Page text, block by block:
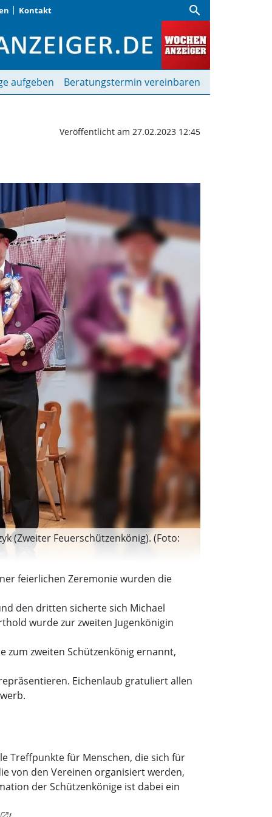
Kontakt search
|
aufgeben Beratungstermin vereinbaren
Veröffentlicht am 27.02.2023 12:45
(Zweiter Feuerschützenkönig). (Foto:
feierlichen Zeremonie wurden die
den dritten sicherte sich Michael
wurde zur zweiten Jugenkönigin
zum zweiten Schützenkönig ernannt,
Eichenlaub gratuliert allen
Treffpunkte für Menschen, die sich für
von den Vereinen organisiert werden,
der Schützenkönige ist dabei ein